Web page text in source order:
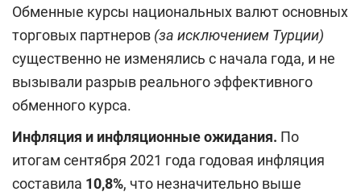
Обменные курсы национальных валют основных
торговых партнеров (за исключением Турции)
существенно не изменялись с начала года, и не
вызывали разрыв реального эффективного
обменного курса.
Инфляция и инфляционные ожидания. По
итогам сентября 2021 года годовая инфляция
составила 10,8%, что незначительно выше